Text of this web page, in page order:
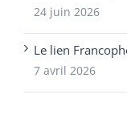
24 juin 2026
Le lien
7 avril 2026